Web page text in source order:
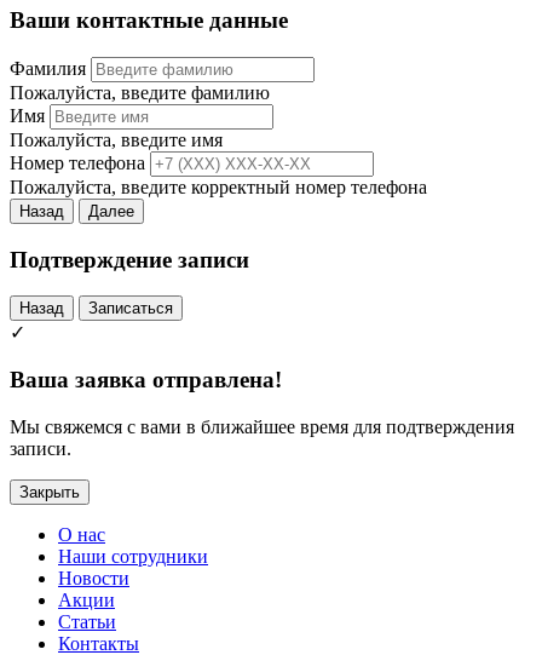
Ваши контактные данные
Фамилия
Пожалуйста, введите фамилию
Имя
Пожалуйста, введите имя
Номер телефона
Пожалуйста, введите корректный номер телефона
Назад Далее
Подтверждение записи
Назад Записаться
✓
Ваша заявка отправлена!
Мы свяжемся с вами в ближайшее время для подтверждения
записи.
Закрыть
О нас
Наши сотрудники
Новости
Акции
Статьи
Контакты